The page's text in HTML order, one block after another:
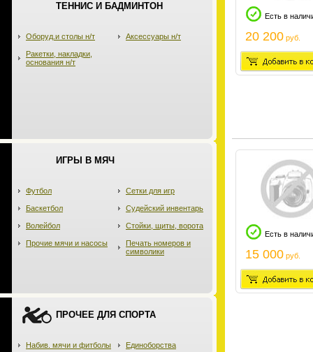
ТЕННИС И БАДМИНТОН
Оборуд.и столы н/т
Ракетки, накладки,
основания н/т
Аксессуары н/т
ИГРЫ В МЯЧ
Футбол
Баскетбол
Волейбол
Прочие мячи и насосы
Сетки для игр
Судейский инвентарь
Стойки, щиты, ворота
Печать номеров и
символики
ПРОЧЕЕ ДЛЯ СПОРТА
Набив. мячи и фитболы Единоборства
Есть в
20 200 руб.
Есть в
15 000 руб.